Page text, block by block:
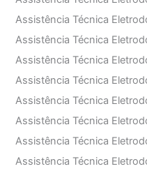
Assistência Técnica
Assistência Técnica
Assistência Técnica
Assistência Técnica
Assistência Técnica
Assistência Técnica
Assistência Técnica
Assistência Técnica